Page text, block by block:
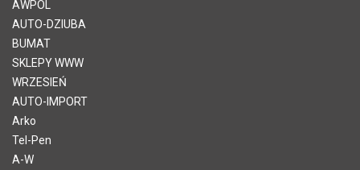
AWPOL
AUTO-DZIUBA
BUMAT
SKLEPY WWW
WRZESIEŃ
AUTO-IMPORT
Arko
Tel-Pen
A-W